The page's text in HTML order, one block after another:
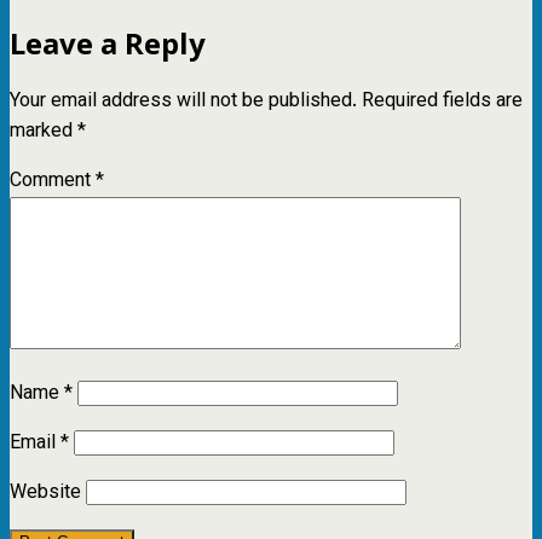
Leave a Reply
Your email address will not be published. Required fields are
marked*
Comment*
Name*
Email*
Website